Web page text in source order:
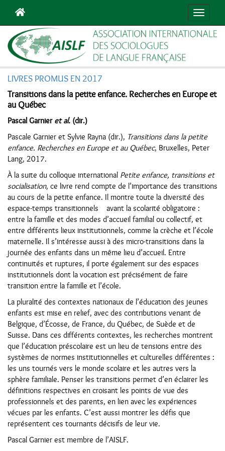
LIVRES PROMUS EN 2017
Transitions dans la petite enfance. Recherches en Europe et
au Québec
Pascal Garnier et al. (dir.)
Pascale Garnier et Sylvie Rayna (dir.), Transitions dans la petite
enfance. Recherches en Europe et au Québec, Bruxelles, Peter
Lang, 2017.
À la suite du colloque international Petite enfance, transitions et
socialisation, ce livre rend compte de l’importance des transitions
au cours de la petite enfance. Il montre toute la diversité des
espace-temps transitionnels avant la scolarité obligatoire :
entre la famille et des modes d’accueil familial ou collectif, et
entre différents lieux institutionnels, comme la crèche et l’école
maternelle. Il s’intéresse aussi à des micro-transitions dans la
journée des enfants dans un même lieu d’accueil. Entre
continuités et ruptures, il porte également sur des espaces
institutionnels dont la vocation est précisément de faire
transition entre la famille et l’école.
La pluralité des contextes nationaux de l’éducation des jeunes
enfants est mise en relief, avec des contributions venant de
Belgique, d’Écosse, de France, du Québec, de Suède et de
Suisse. Dans ces différents contextes, les recherches montrent
que l’éducation préscolaire est un lieu de tensions entre des
systèmes de normes institutionnelles et culturelles différentes :
les uns tournés vers le monde scolaire et les autres vers la
sphère familiale. Penser les transitions permet d’en éclairer les
définitions respectives en croisant les points de vue des
professionnels et des parents, en lien avec les expériences
vécues par les enfants. C’est aussi montrer les défis que
représentent ces tournants décisifs de leur vie.
Pascal Garnier est membre de l’AISLF.